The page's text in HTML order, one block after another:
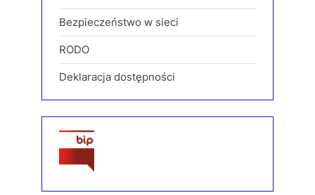
Bezpieczeństwo w sieci
RODO
Deklaracja dostępności